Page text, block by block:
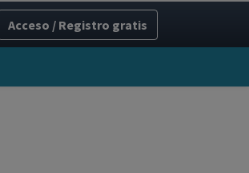
Acceso / Registro gratis